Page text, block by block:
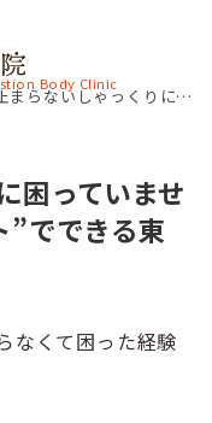
Body Clinic
ゃっくりに困っていませんか？ツボ“寺澤ポイント”でできる東洋医学的セルフケア」
困っていませ
”でできる東
なくて困った経験